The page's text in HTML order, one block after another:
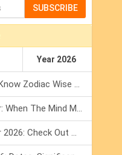
SUBSCRIBE
Year 2026
Total Solar Eclipse 2026: Know Zodiac Wise Prediction
Mercury Transit In Cancer: When The Mind Meets The Heart!
Mercury Transit In Cancer 2026: Check Out What It Brings For You